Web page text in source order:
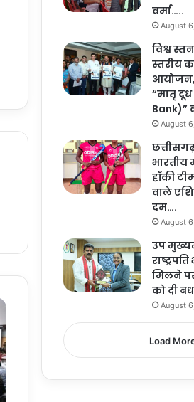
वर्मा…..
August
विश्व
स्तरीय
आयोजन,
“मातृ
Bank)”
August
भारतीय
हॉकी
वाले
दम….
August
उप
मिलने
को दी
August
Load